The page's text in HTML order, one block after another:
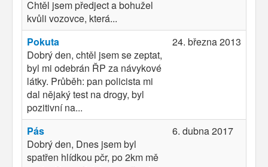
Chtěl jsem předject a bohužel
kvůli vozovce, která...
Pokuta
Dobrý den, chtěl jsem se zeptat,
byl mi odebrán ŘP za návykové
látky. Průběh: pan policista mi
dal nějaký test na drogy, byl
pozitivní na...
24. března 2013
Pás
Dobrý den, Dnes jsem byl
spatřen hlídkou pčr, po 2km mě
6. dubna 2017